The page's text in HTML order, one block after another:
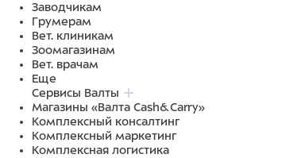
Заводчикам
Грумерам
Вет. клиникам
Зоомагазинам
Вет. врачам
Еще
Сервисы Валты
Магазины «Валта Cash&Carry»
Комплексный консалтинг
Комплексный маркетинг
Комплексная логистика